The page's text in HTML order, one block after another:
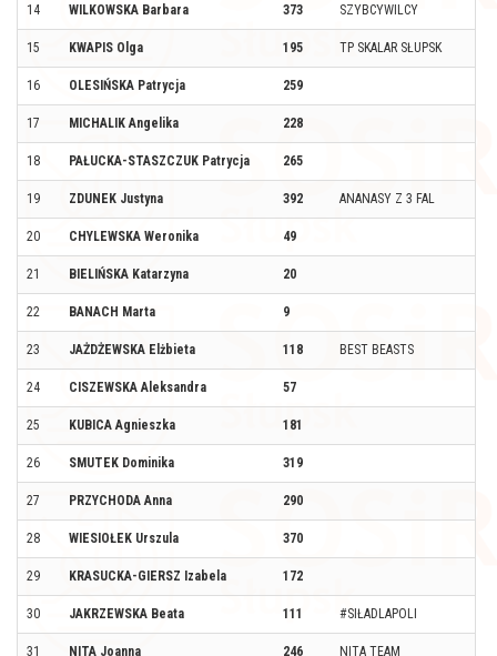
14 WILKOWSKA Barbara 373 SZYBCYWILCY
15 KWAPIS Olga 195 TP SKALAR SŁUPSK
16 OLESIŃSKA Patrycja 259
17 MICHALIK Angelika 228
18 PAŁUCKA-STASZCZUK Patrycja 265
19 ZDUNEK Justyna 392 ANANASY Z 3 FAL
20 CHYLEWSKA Weronika 49
21 BIELIŃSKA Katarzyna 20
22 BANACH Marta 9
23 JAŻDŻEWSKA Elżbieta 118 BEST BEASTS
24 CISZEWSKA Aleksandra 57
25 KUBICA Agnieszka 181
26 SMUTEK Dominika 319
27 PRZYCHODA Anna 290
28 WIESIOŁEK Urszula 370
29 KRASUCKA-GIERSZ Izabela 172
30 JAKRZEWSKA Beata 111 #SIŁADLAPOLI
31 NITA Joanna 246 NITA TEAM